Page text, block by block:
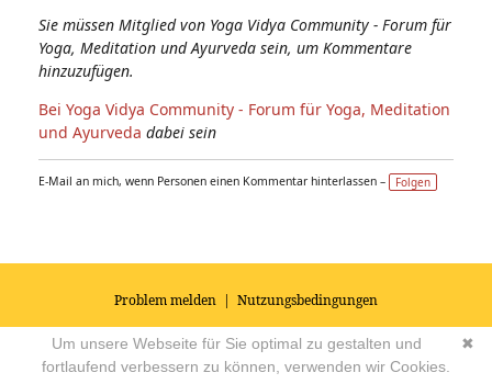
Sie müssen Mitglied von Yoga Vidya Community - Forum für
Yoga, Meditation und Ayurveda sein, um Kommentare
hinzuzufügen.
Bei Yoga Vidya Community - Forum für Yoga, Meditation
und Ayurveda dabei sein
E-Mail an mich, wenn Personen einen Kommentar hinterlassen – Folgen
Problem melden | Nutzungsbedingungen
© 2026Impressum|Datenschutz|AGB's| Yoga Vidya Community -
Forum für Yoga, Meditation und Ayurveda Powered by
✖
Um unsere Webseite für Sie optimal zu gestalten und
fortlaufend verbessern zu können, verwenden wir Cookies.